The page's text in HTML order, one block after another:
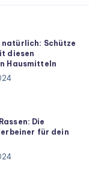
Schütze
diesen
Hausmitteln
Die
für dein